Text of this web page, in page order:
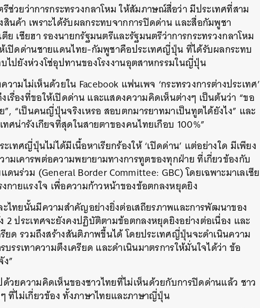
ช่วยว่าการกระทรวงกลาโหม ให้สัมภาษณ์สื่อว่า มีประเทศที่สาม
นค้า เพราะได้รับผลกระทบจากการปิดด่าน และสื่อกัมพูชา
ย เซียฮา รองนายกรัฐมนตรีและรัฐมนตรีว่าการกระทรวงกลาโหม
เปิดด่านชายแดนไทย-กัมพูชาคือประเทศญี่ปุ่น ที่ได้รับผลกระทบ
ปยังห่วงโซ่อุปทานของโรงงานอุตสาหกรรมในญี่ปุ่น
วามไม่เห็นด้วยใน Facebook แฟนเพจ ‘กระทรวงการต่างประเทศ’
รื่องที่ขอให้เปิดด่าน และแสดงความคิดเห็นต่างๆ เป็นต้นว่า “ขอ
“เป็นคนญี่ปุ่นจริงเหรอ สอบตกมารยาทมาเป็นทูตได้ยังไง”​ และ
ศน่ารังเกียจที่สุดในสายตาของคนไทยเกือบ 100%”
เทศญี่ปุ่นไม่ได้มีเนื้อหาเรียกร้องให้ ‘เปิดด่าน’ แต่อย่างใด มีเพียง
มเคารพต่อความพยายามทางการทูตของทุกฝ่าย ที่เกี่ยวข้องกับ
นร่วม (General Border Committee: GBC) โดยเฉพาะมาเลเซีย
กายแรงใจ เพื่อความก้าวหน้าของข้อตกลงหยุดยิง
ไทยนั้นมีความสำคัญอย่างยิ่งต่อเสถียรภาพและการพัฒนาของ
ประเทศจะยังคงปฏิบัติตามข้อตกลงหยุดยิงอย่างต่อเนื่อง และ
ยด รวมถึงสร้างสันติภาพขึ้นได้ โดยประเทศญี่ปุ่นจะดำเนินความ
รรเทาความตึงเครียด และดำเนินมาตรการให้มั่นใจได้ว่า ข้อ
”
วยความคิดเห็นของชาวไทยที่ไม่เห็นด้วยกับการปิดด่านแล้ว ชาว
ที่ไม่เกี่ยวข้อง ทั้งภาษาไทยและภาษาญี่ปุ่น